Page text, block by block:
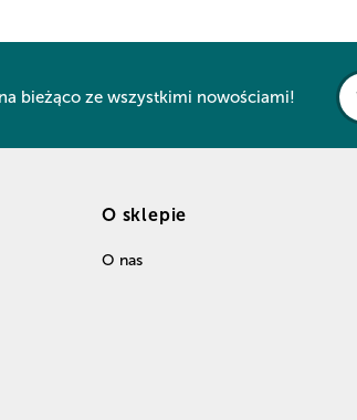
bieżąco ze wszystkimi nowościami!
O sklepie
O nas